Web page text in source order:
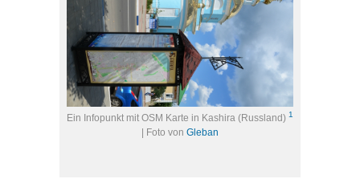
Ein Infopunkt mit OSM Karte in Kashira (Russland) 1
| Foto von Gleban